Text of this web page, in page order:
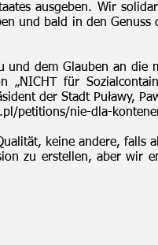
ausgeben. Wir
und bald in den
und dem Glauben an
„NICHT für
der Stadt Puławy,
petitions/nie-dla-
keine andere,
zu erstellen, aber wir